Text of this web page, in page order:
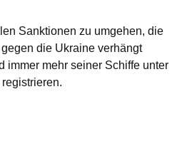
Sanktionen zu umgehen, die
die Ukraine verhängt
immer mehr seiner Schiffe unter
Afrikas stillschweigend ein